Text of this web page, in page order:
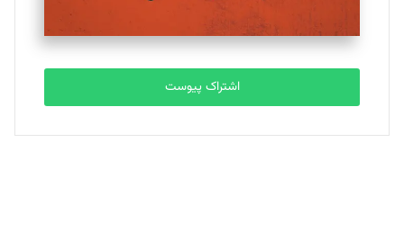
مصطفی مسجدی آرانی
تحریریه
بابک نقاش
تحریریه
اشتراک پیوست